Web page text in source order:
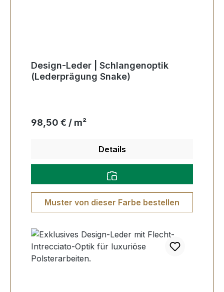
Design-Leder | Schlangenoptik
(Lederprägung Snake)
Regulärer Preis:
98,50 € / m²
Details
Muster von dieser Farbe bestellen